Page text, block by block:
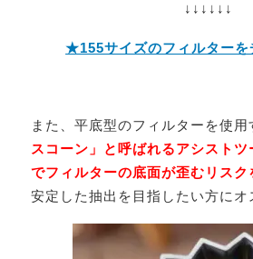
↓↓↓↓↓↓
★155サイズのフィルター
また、平底型のフィルターを使用
スコーン」と呼ばれるアシストツ
でフィルターの底面が歪むリスク
安定した抽出を目指したい方にオ